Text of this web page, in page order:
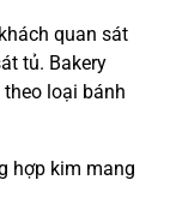
quan sát
tủ. Bakery
loại bánh
hợp kim mang